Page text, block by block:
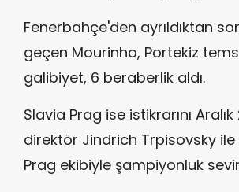
Fenerbahçe'den ayrıldıktan
geçen Mourinho, Portekiz
galibiyet, 6 beraberlik aldı.
Slavia Prag ise istikrarını
direktör Jindrich Trpisovsky ile
Prag ekibiyle şampiyonluk